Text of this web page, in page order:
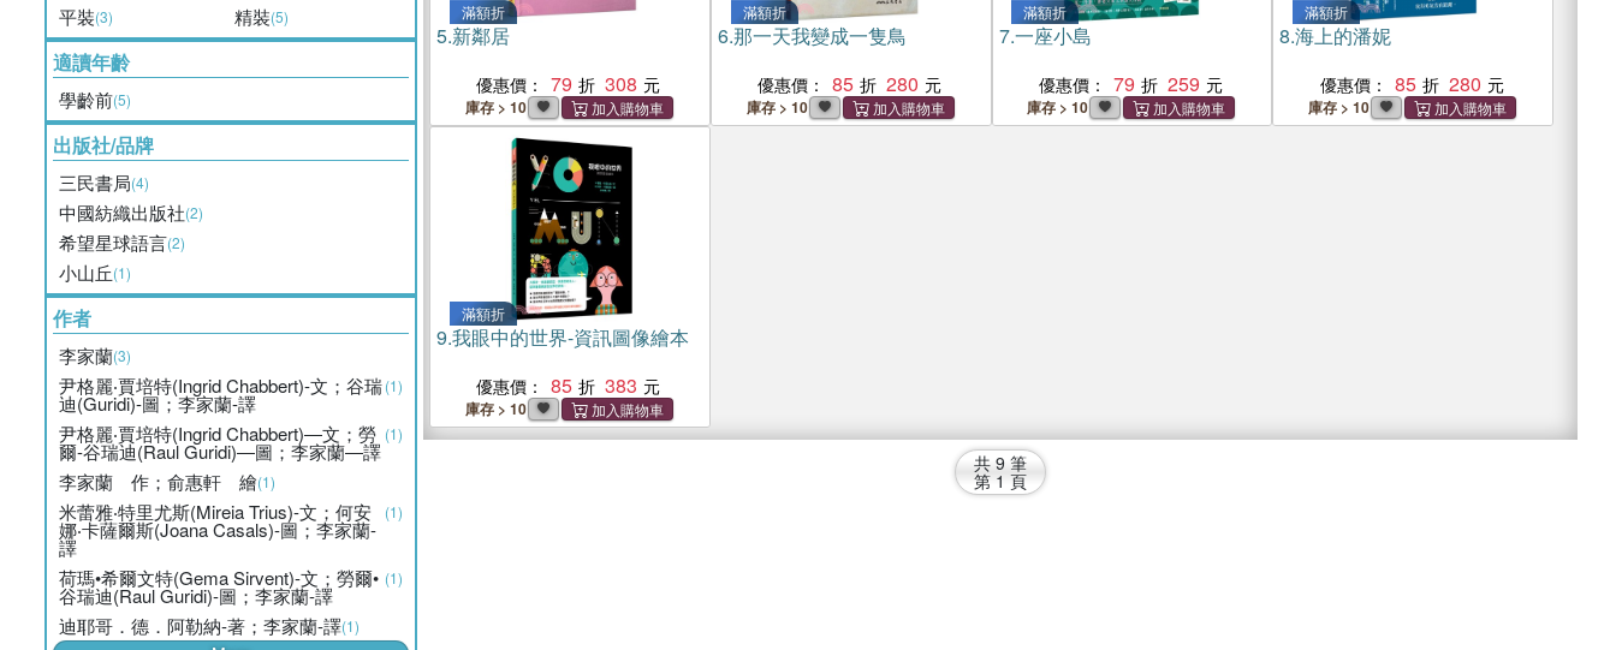
平裝(3) 精裝(5)
適讀年齡
學齡前(5)
出版社/品牌
三民書局(4)
中國紡織出版社(2)
希望星球語言(2)
小山丘(1)
作者
李家蘭(3)
尹格麗‧賈培特(Ingrid Chabbert)-文；谷瑞
迪(Guridi)-圖；李家蘭-譯
(1)
尹格麗‧賈培特(Ingrid Chabbert)―文；勞
爾-谷瑞迪(Raul Guridi)―圖；李家蘭―譯
(1)
李家蘭 作；俞惠軒 繪(1)
米蕾雅‧特里尤斯(Mireia Trius)-文；何安
娜‧卡薩爾斯(Joana Casals)-圖；李家蘭-
譯
(1)
荷瑪•希爾文特(Gema Sirvent)-文；勞爾•
谷瑞迪(Raul Guridi)-圖；李家蘭-譯
(1)
迪耶哥．德．阿勒納-著；李家蘭-譯(1)
滿額折
5.新鄰居
優惠價： 79 308
庫存 > 10
滿額折
6.那一天我變成一隻鳥
優惠價： 85 280
庫存 > 10
滿額折
7.一座小島
優惠價： 79 259
庫存 > 10
滿額折
8.海上的潘妮
優惠價： 85 280
庫存 > 10
滿額折
9.我眼中的世界-資訊圖像繪本
優惠價： 85 383
庫存 > 10
共 9 筆
第 1 頁